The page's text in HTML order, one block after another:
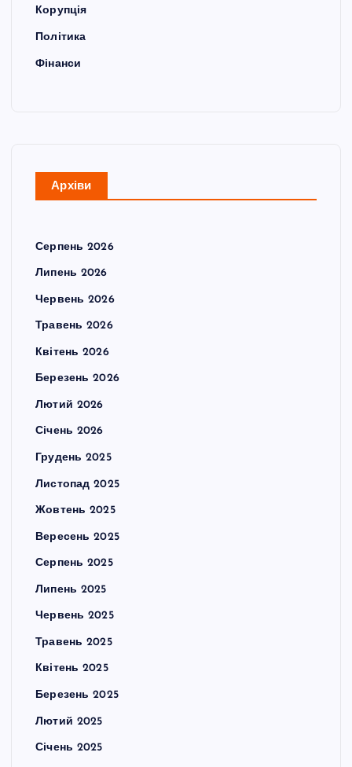
Корупція
Політика
Фінанси
Архіви
Серпень 2026
Липень 2026
Червень 2026
Травень 2026
Квітень 2026
Березень 2026
Лютий 2026
Січень 2026
Грудень 2025
Листопад 2025
Жовтень 2025
Вересень 2025
Серпень 2025
Липень 2025
Червень 2025
Травень 2025
Квітень 2025
Березень 2025
Лютий 2025
Січень 2025